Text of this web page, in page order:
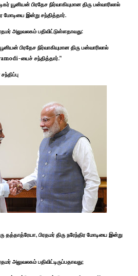
யூனியன் பிரதேச நிர்வாகியுமான திரு பன்வாரிலால்
மோடியை இன்று சந்தித்தார்.
அலுவலகம் பதிவிட்டுள்ளதாவது:
பிரதேச நிர்வாகியுமான திரு பன்வாரிலால்
யைச் சந்தித்தார்.”
தத்தாத்ரேயா, பிரதமர் திரு நரேந்திர மோடியை இன்று
அலுவலகம் பதிவிட்டிருப்பதாவது;